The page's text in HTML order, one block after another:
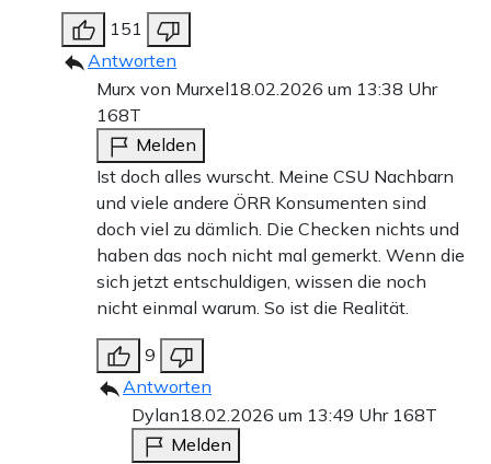
151
Antworten
Murx von Murxel18.02.2026 um 13:38 Uhr
168T
Melden
Ist doch alles wurscht. Meine CSU Nachbarn
und viele andere ÖRR Konsumenten sind
doch viel zu dämlich. Die Checken nichts und
haben das noch nicht mal gemerkt. Wenn die
sich jetzt entschuldigen, wissen die noch
nicht einmal warum. So ist die Realität.
9
Antworten
Dylan18.02.2026 um 13:49 Uhr 168T
Melden